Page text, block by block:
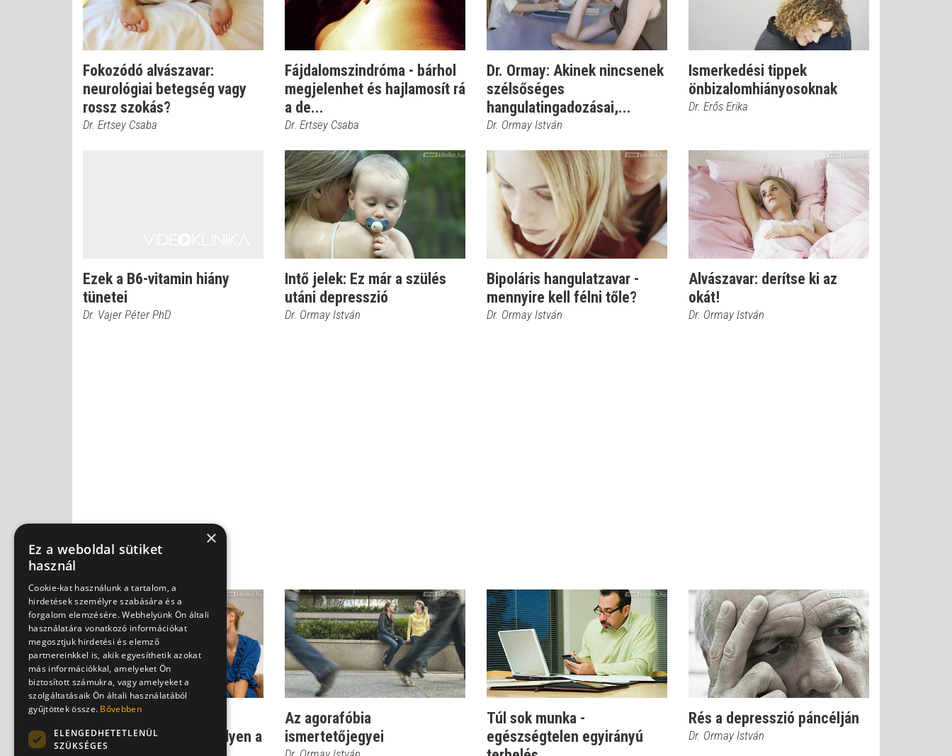
Fokozódó alvászavar:
neurológiai betegség vagy
rossz szokás?
Dr. Ertsey Csaba
Fájdalomszindróma - bárhol
megjelenhet és hajlamosít rá
a de...
Dr. Ertsey Csaba
Dr. Ormay: Akinek nincsenek
szélsőséges
hangulatingadozásai,...
Dr. Ormay István
Ismerkedési tippek
önbizalomhiányosoknak
Dr. Erős Erika
Ezek a B6-vitamin hiány
tünetei
Dr. Vajer Péter PhD
Intő jelek: Ez már a szülés
utáni depresszió
Dr. Ormay István
Bipoláris hangulatzavar -
mennyire kell félni tőle?
Dr. Ormay István
Alvászavar: derítse ki az
okát!
Dr. Ormay István
Ingázás pokol és
mennyország között - ilyen a
Az agorafóbia
ismertetőjegyei
Túl sok munka -
egészségtelen egyirányú
Rés a depresszió páncélján
Dr. Ormay István
×
Ez a weboldal sütiket
használ
Cookie-kat használunk a tartalom, a
hirdetések személyre szabására és a
forgalom elemzésére. Webhelyünk Ön általi
használatára vonatkozó információkat
megosztjuk hirdetési és elemző
partnereinkkel is, akik egyesíthetik azokat
más információkkal, amelyeket Ön
biztosított számukra, vagy amelyeket a
szolgáltatásaik Ön általi használatából
gyűjtöttek össze. Bővebben
ELENGEDHETETLENÜL
SZÜKSÉGES